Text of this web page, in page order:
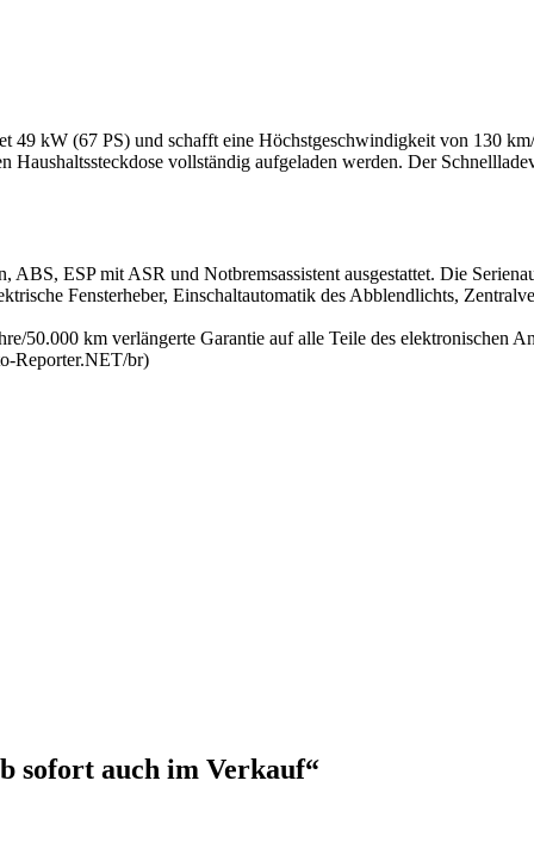
49 kW (67 PS) und schafft eine Höchstgeschwindigkeit von 130
vollständig aufgeladen werden. Der
ESP mit ASR und Notbremsassistent ausgestattet. Die
Fensterheber, Einschaltautomatik des Abblendlichts,
50.000 km verlängerte Garantie auf alle Teile des elektronischen
Reporter.NET/br)
sofort auch im Verkauf“